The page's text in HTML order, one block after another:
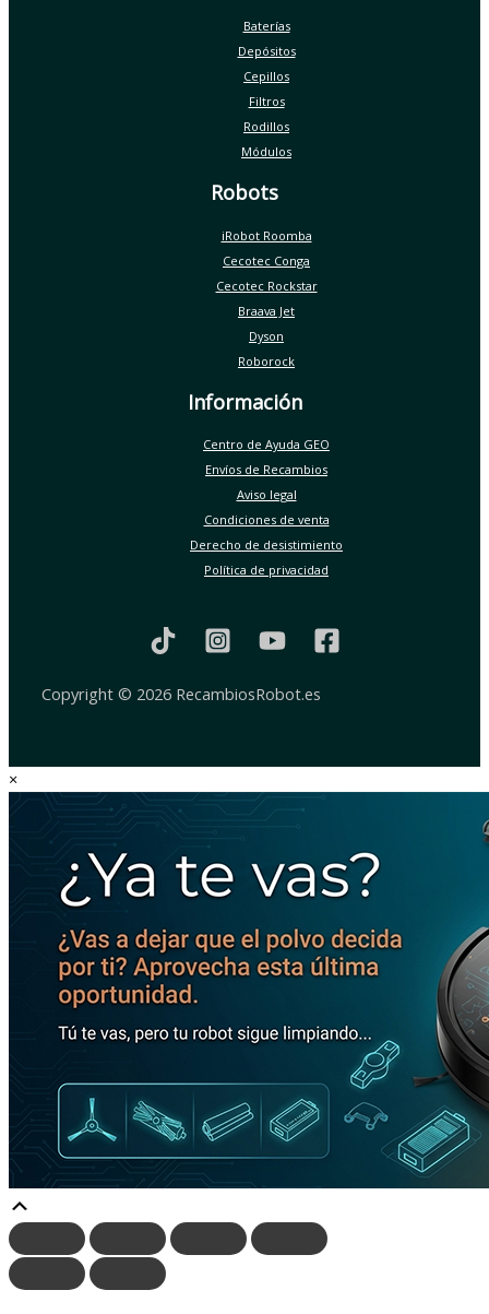
Baterías
Depósitos
Cepillos
Filtros
Rodillos
Módulos
Robots
iRobot Roomba
Cecotec Conga
Cecotec Rockstar
Braava Jet
Dyson
Roborock
Información
Centro de Ayuda GEO
Envíos de Recambios
Aviso legal
Condiciones de venta
Derecho de desistimiento
Política de privacidad
Copyright © 2026 RecambiosRobot.es
×